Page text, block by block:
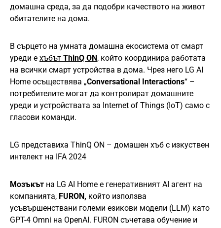
домашна среда, за да подобри качеството на живот
обитателите на дома.
В сърцето на умната домашна екосистема от смарт
уреди е хъбът ThinQ ON, който координира работата
на всички смарт устройства в дома. Чрез него LG AI
Home осъществява „Conversational Interactions“ –
потребителите могат да контролират домашните
уреди и устройствата за Internet of Things (IoT) само с
гласови команди.
LG представиха ThinQ ON – домашен хъб с изкуствен
интелект на IFA 2024
Мозъкът на LG AI Home е генеративният AI агент на
компанията, FURON, който използва
усъвършенствани големи езикови модели (LLM) като
GPT-4 Omni на OpenAI. FURON съчетава обучение и